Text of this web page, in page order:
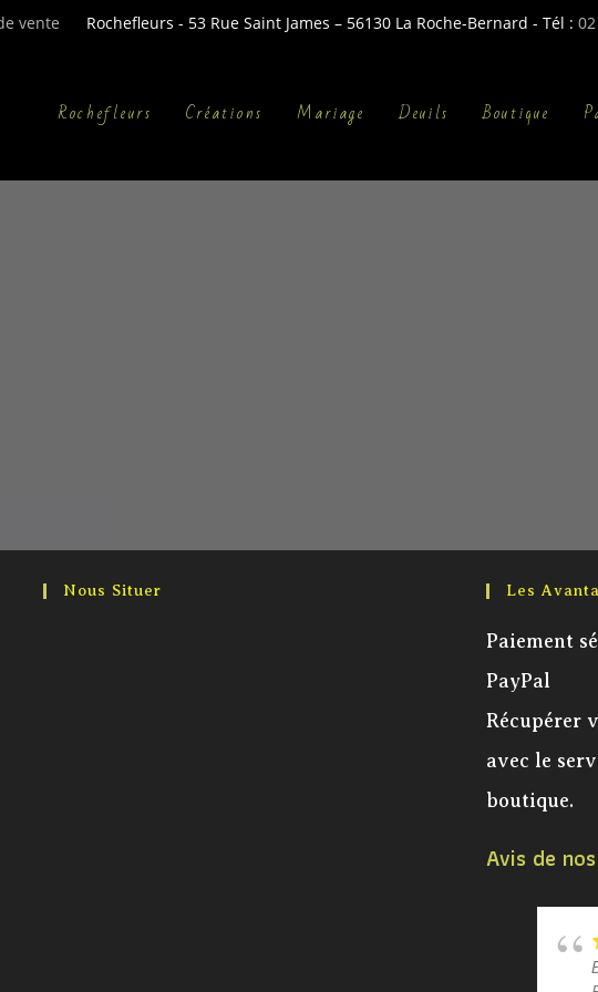
vente Rochefleurs - 53 Rue Saint James – 56130 La Roche-Bernard - Tél :
Rochefleurs Créations Mariage Deuils Boutique
Nous Situer Les
Paiement
PayPal
Récupérer
avec le
boutique.
Avis de